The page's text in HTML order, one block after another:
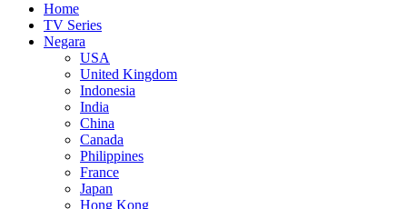
Home
TV Series
Negara
USA
United Kingdom
Indonesia
India
China
Canada
Philippines
France
Japan
Hong Kong